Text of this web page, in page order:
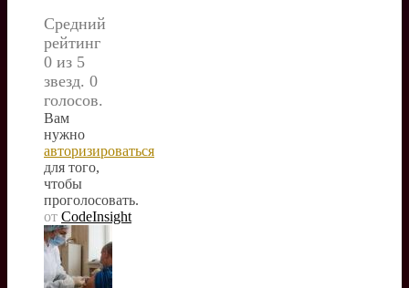
Средний
рейтинг
0 из 5
звезд. 0
голосов.
Вам
нужно
авторизироваться
для того,
чтобы
проголосовать.
от CodeInsight